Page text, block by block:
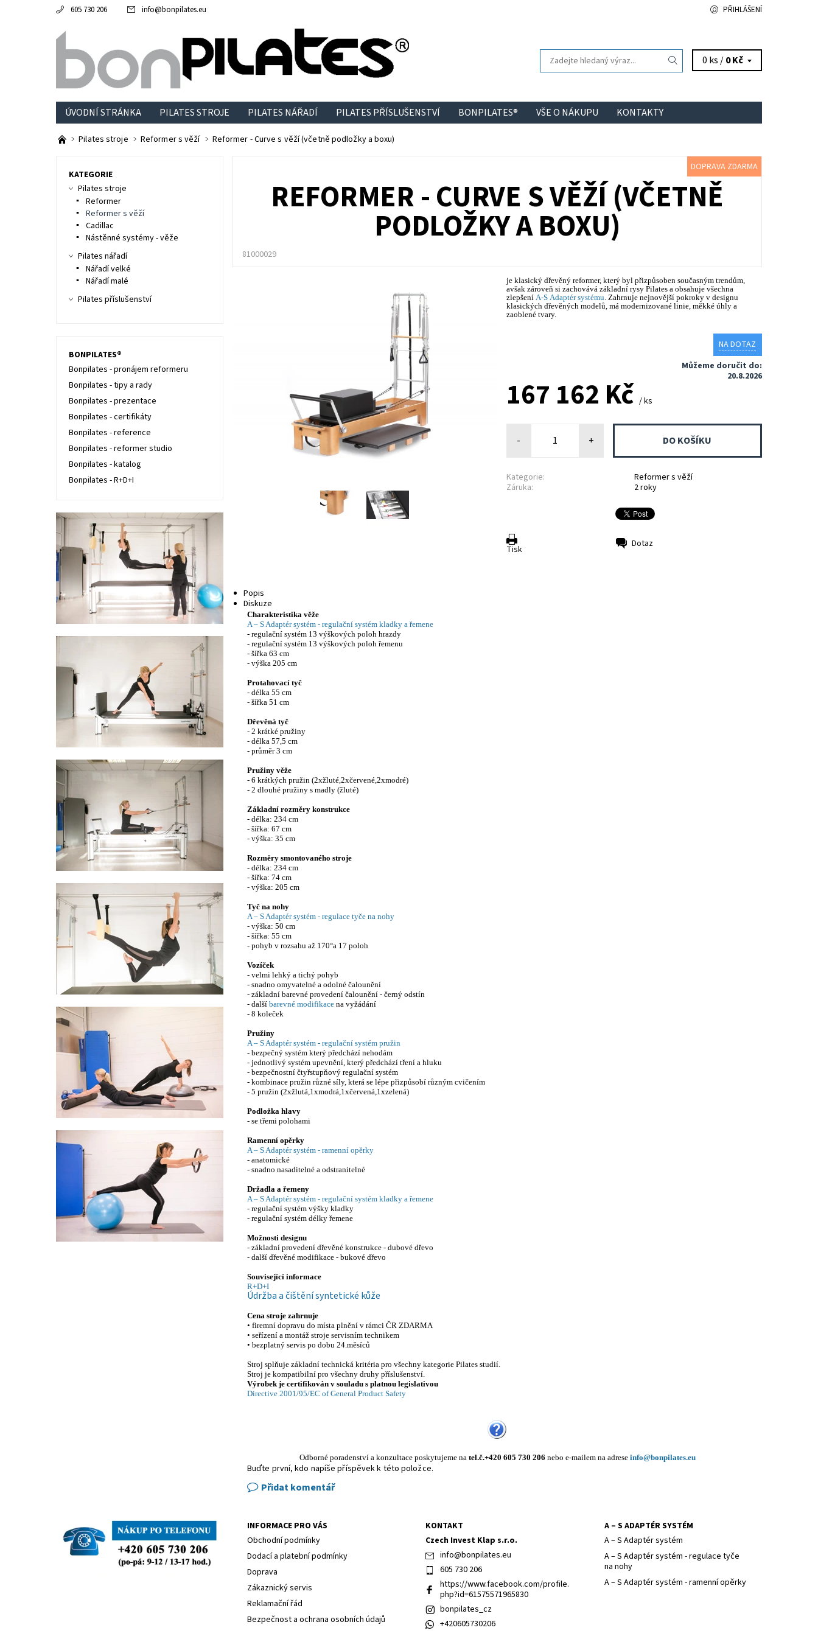
605 730 206 info@bonpilates.eu PŘIHLÁŠENÍ
0 ks /0 Kč
ÚVODNÍ STRÁNKA PILATES STROJE PILATES NÁŘADÍ PILATES PŘÍSLUŠENSTVÍ BONPILATES® VŠE O NÁKUPU KONTAKTY
Pilates stroje Reformer s věží Reformer - Curve s věží (včetně podložky a boxu)
DOPRAVA ZDARMA
REFORMER - CURVE S VĚŽÍ (VČETNĚ
PODLOŽKY A BOXU)
81000029
je klasický dřevěný reformer, který byl přizpůsoben současným trendům,
avšak zároveň si zachovává základní rysy Pilates a obsahuje všechna
zlepšeníA-S Adaptér systému. Zahrnuje nejnovější pokroky v designu
klasických dřevěných modelů, má modernizované linie, měkké úhly a
zaoblené tvary.
NA DOTAZ
Můžeme doručit do:
20.8.2026
167 162 Kč / ks
- +
Kategorie:
Reformer s věží
Záruka:
2 roky
Tisk Dotaz
Popis
Diskuze
Charakteristika věže
A – S Adaptér systém - regulační systém kladky a řemene
- regulační systém 13 výškových poloh hrazdy
- regulační systém 13 výškových poloh řemenu
- šířka 63 cm
- výška 205 cm
Protahovací tyč
- délka 55 cm
- šířka 51 cm
Dřevěná tyč
- 2 krátké pružiny
- délka 57,5 cm
- průměr 3 cm
Pružiny věže
- 6 krátkých pružin (2xžluté,2xčervené,2xmodré)
- 2 dlouhé pružiny s madly (žluté)
Základní rozměry konstrukce
- délka: 234 cm
- šířka: 67 cm
- výška: 35 cm
Rozměry smontovaného stroje
- délka: 234 cm
- šířka: 74 cm
- výška: 205 cm
Tyč na nohy
A – S Adaptér systém - regulace tyče na nohy
- výška: 50 cm
- šířka: 55 cm
- pohyb v rozsahu až 170°a 17 poloh
Vozíček
- velmi lehký a tichý pohyb
- snadno omyvatelné a odolné čalounění
- základní barevné provedení čalounění - černý odstín
- další barevné modifikacena vyžádání
- 8 koleček
Pružiny
A – S Adaptér systém - regulační systém pružin
- bezpečný systém který předchází nehodám
- jednotlivý systém upevnění, který předchází tření a hluku
- bezpečnostní čtyřstupňový regulační systém
- kombinace pružin různé síly, která se lépe přizpůsobí různým cvičením
- 5 pružin (2xžlutá,1xmodrá,1xčervená,1xzelená)
Podložka hlavy
- se třemi polohami
Ramenní opěrky
A – S Adaptér systém - ramenní opěrky
- anatomické
- snadno nasaditelné a odstranitelné
Držadla a řemeny
A – S Adaptér systém - regulační systém kladky a řemene
- regulační systém výšky kladky
- regulační systém délky řemene
Možnosti designu
- základní provedení dřevěné konstrukce - dubové dřevo
- další dřevěné modifikace - bukové dřevo
Související informace
R+D+I
Údržba a čištění syntetické kůže
Cena stroje zahrnuje
• firemní dopravu do místa plnění v rámci ČR ZDARMA
• seřízení a montáž stroje servisním technikem
• bezplatný servis po dobu 24.měsíců
Stroj splňuje základní technická kritéria pro všechny kategorie Pilates studií.
Stroj je kompatibilní pro všechny druhy příslušenství.
Výrobek je certifikován v souladu s platnou legislativou
Directive 2001/95/EC of General Product Safety
Odborné poradenství a konzultace poskytujeme na tel.č.+420 605 730 206 nebo e-mailem na adrese info@bonpilates.eu
Buďte první, kdo napíše příspěvek k této položce.
Přidat komentář
KATEGORIE
Pilates stroje
Reformer
Reformer s věží
Cadillac
Nástěnné systémy - věže
Pilates nářadí
Nářadí velké
Nářadí malé
Pilates příslušenství
BONPILATES®
Bonpilates - pronájem reformeru
Bonpilates - tipy a rady
Bonpilates - prezentace
Bonpilates - certifikáty
Bonpilates - reference
Bonpilates - reformer studio
Bonpilates - katalog
Bonpilates - R+D+I
INFORMACE PRO VÁS
Obchodní podmínky
Dodací a platební podmínky
Doprava
Zákaznický servis
Reklamační řád
Bezpečnost a ochrana osobních údajů
KONTAKT
Czech Invest Klap s.r.o.
info@bonpilates.eu
605 730 206
https://www.facebook.com/profile.
php?id=61575571965830
bonpilates_cz
+420605730206
A – S ADAPTÉR SYSTÉM
A – S Adaptér systém
A – S Adaptér systém - regulace tyče
na nohy
A – S Adaptér systém - ramenní opěrky